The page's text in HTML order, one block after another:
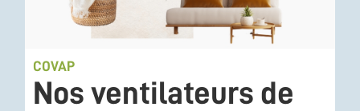
COVAP
Nos ventilateurs de